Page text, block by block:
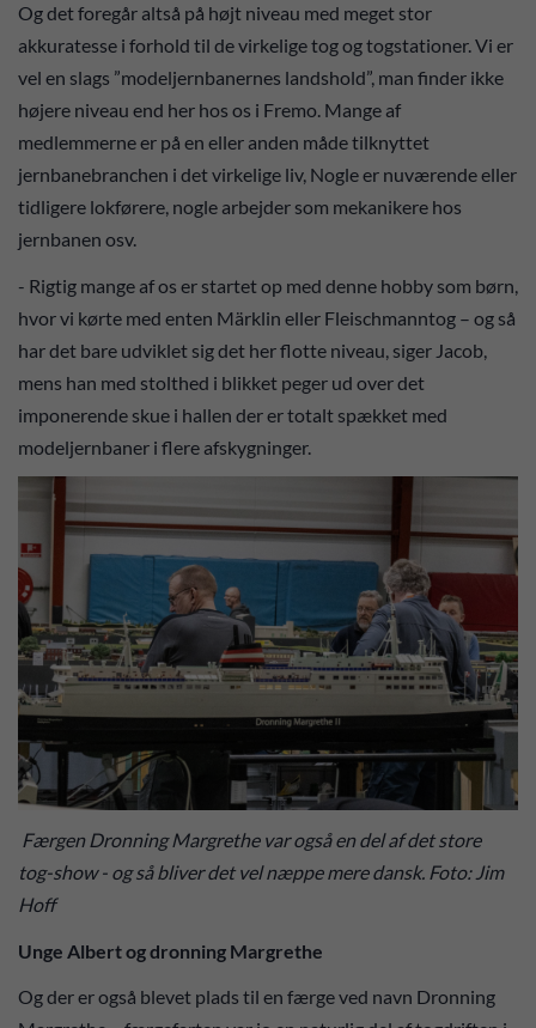
Og det foregår altså på højt niveau med meget stor
akkuratesse i forhold til de virkelige tog og togstationer. Vi er
vel en slags ”modeljernbanernes landshold”, man finder ikke
højere niveau end her hos os i Fremo. Mange af
medlemmerne er på en eller anden måde tilknyttet
jernbanebranchen i det virkelige liv, Nogle er nuværende eller
tidligere lokførere, nogle arbejder som mekanikere hos
jernbanen osv.
- Rigtig mange af os er startet op med denne hobby som børn,
hvor vi kørte med enten Märklin eller Fleischmanntog – og så
har det bare udviklet sig det her flotte niveau, siger Jacob,
mens han med stolthed i blikket peger ud over det
imponerende skue i hallen der er totalt spækket med
modeljernbaner i flere afskygninger.
Færgen Dronning Margrethe var også en del af det store
tog-show - og så bliver det vel næppe mere dansk. Foto: Jim
Hoff
Unge Albert og dronning Margrethe
Og der er også blevet plads til en færge ved navn Dronning